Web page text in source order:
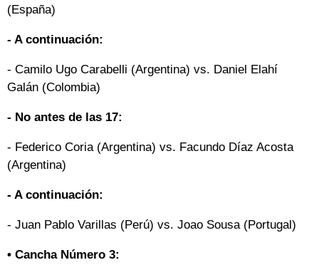
(España)
- A continuación:
- Camilo Ugo Carabelli (Argentina) vs. Daniel Elahí
Galán (Colombia)
- No antes de las 17:
- Federico Coria (Argentina) vs. Facundo Díaz Acosta
(Argentina)
- A continuación:
- Juan Pablo Varillas (Perú) vs. Joao Sousa (Portugal)
• Cancha Número 3: